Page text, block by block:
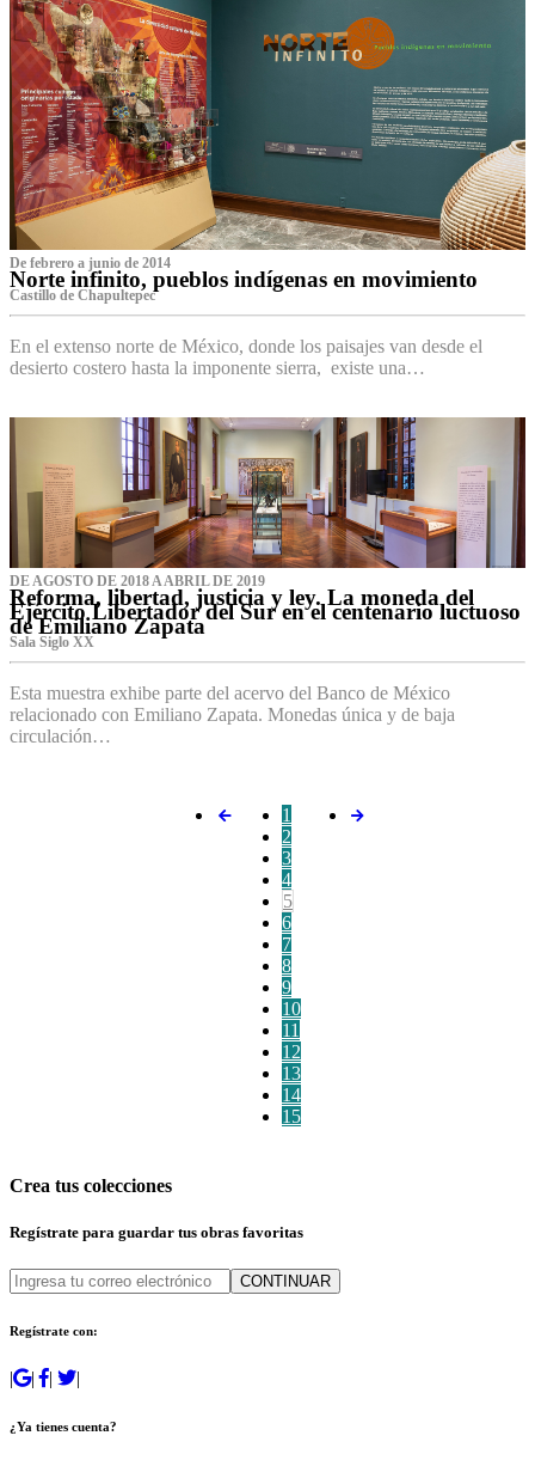
De febrero a junio de 2014
Norte infinito, pueblos indígenas en movimiento
Castillo de Chapultepec
En el extenso norte de México, donde los paisajes van desde el
desierto costero hasta la imponente sierra, existe una…
DE AGOSTO DE 2018 A ABRIL DE 2019
Reforma, libertad, justicia y ley. La moneda del
Ejército Libertador del Sur en el centenario luctuoso
de Emiliano Zapata
Sala Siglo XX
Esta muestra exhibe parte del acervo del Banco de México
relacionado con Emiliano Zapata. Monedas única y de baja
circulación…
1
2
3
4
5
6
7
8
9
10
11
12
13
14
15
Crea tus colecciones
Regístrate para guardar tus obras favoritas
CONTINUAR
Regístrate con:
| | | |
¿Ya tienes cuenta?